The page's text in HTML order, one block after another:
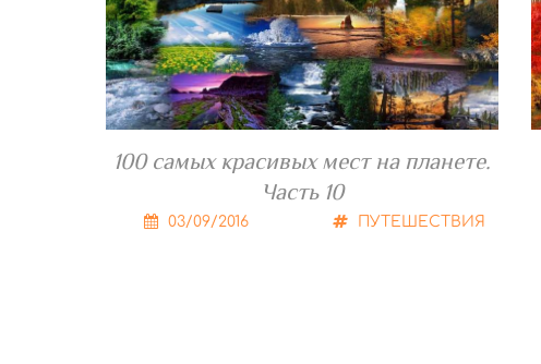
100 самых красивых мест на планете.
Часть 10
03/09/2016 ПУТЕШЕСТВИЯ